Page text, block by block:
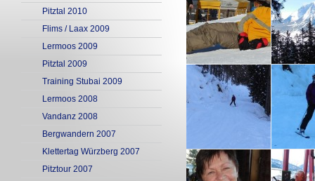
Pitztal 2010
Flims / Laax 2009
Lermoos 2009
Pitztal 2009
Training Stubai 2009
Lermoos 2008
Vandanz 2008
Bergwandern 2007
Klettertag Würzberg 2007
Pitztour 2007